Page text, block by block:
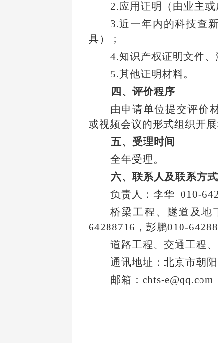
2.应用证明（由业主
3.近一年内的科技查
具）；
4.知识产权证明文件
5.其他证明材料。
四、评价程序
由申请单位提交评价
或视频会议的形式组织开
五、受理时间
全年受理。
六、联系人及联系方式
负责人：李华 010-
桥梁工程、隧道及地
64288716，彭鹏010-
道路工程、交通工程
通讯地址：北京市朝
邮箱： chts-e@qq.com